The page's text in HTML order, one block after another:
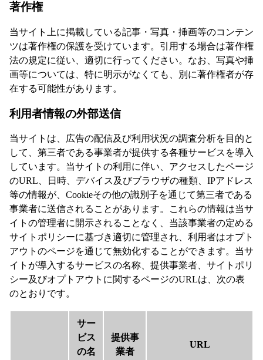
著作権
当サイト上に掲載している記事・写真・挿画等のコンテン
ツは著作権の保護を受けています。引用する場合は著作権
法の規定に従い、適切に行ってください。なお、写真や挿
画等については、特に明示がなくても、別に著作権者が存
在する可能性があります。
利用者情報の外部送信
当サイトは、広告の配信及び利用状況の調査分析を目的と
して、第三者である事業者が提供する各種サービスを導入
しています。当サイトの利用に伴い、アクセスしたページ
のURL、日時、デバイス及びブラウザの種類、IPアドレス
等の情報が、Cookieその他の識別子を通じて第三者である
事業者に送信されることがあります。これらの情報は当サ
イトの管理者に開示されることなく、当該事業者の定める
サイトポリシーに基づき適切に管理され、利用者はオプト
アウトのページを通じて無効化することができます。当サ
イトが導入するサービスの名称、提供事業者、サイトポリ
シー及びオプトアウトに関するページのURLは、次の表
のとおりです。
サー
ビス
の名
提供事
業者
URL